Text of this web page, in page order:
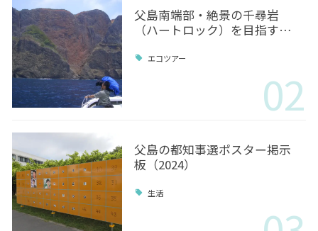
父島南端部・絶景の千尋岩
（ハートロック）を目指す…
エコツアー
02
父島の都知事選ポスター掲示
板（2024）
生活